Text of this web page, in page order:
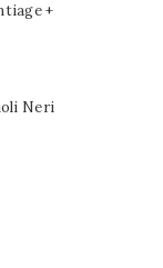
+
Neri